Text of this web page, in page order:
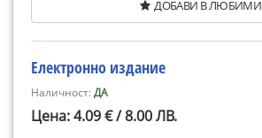
ДОБАВИ В ЛЮБИМИ
Електронно издание
Наличност:ДА
Цена: 4.09 € / 8.00 ЛВ.